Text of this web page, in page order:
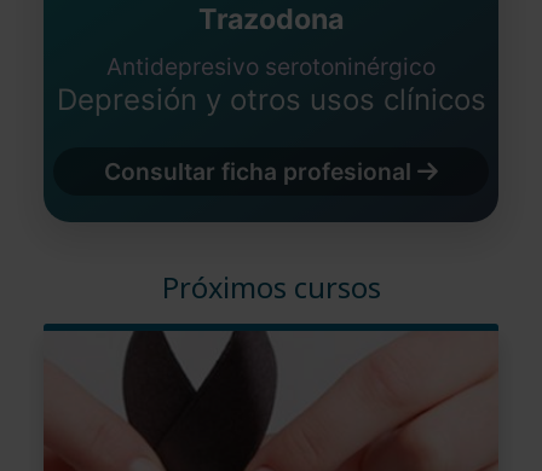
Trazodona
Antidepresivo serotoninérgico
Depresión y otros usos clínicos
Consultar ficha profesional
Próximos cursos